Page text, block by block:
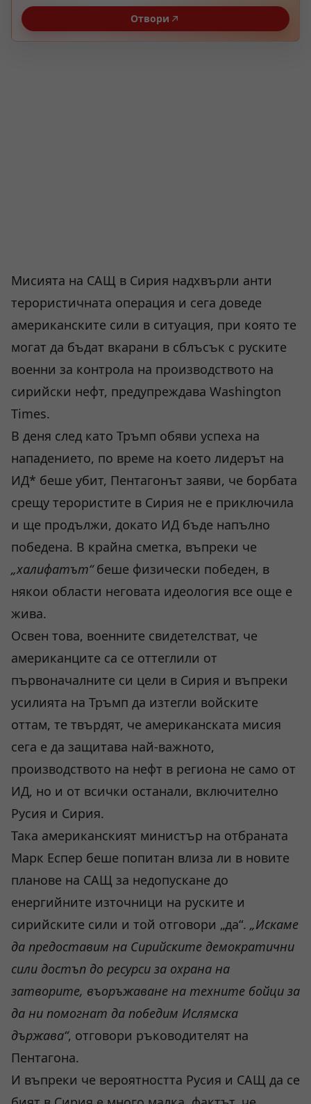
Отвори
Мисията на САЩ в Сирия надхвърли анти
терористичната операция и сега доведе
американските сили в ситуация, при която те
могат да бъдат вкарани в сблъсък с руските
военни за контрола на производството на
сирийски нефт, предупреждава Washington
Times.
В деня след като Тръмп обяви успеха на
нападението, по време на което лидерът на
ИД* беше убит, Пентагонът заяви, че борбата
срещу терористите в Сирия не е приключила
и ще продължи, докато ИД бъде напълно
победена. В крайна сметка, въпреки че
„халифатът“беше физически победен, в
някои области неговата идеология все още е
жива.
Освен това, военните свидетелстват, че
американците са се оттеглили от
първоначалните си цели в Сирия и въпреки
усилията на Тръмп да изтегли войските
оттам, те твърдят, че американската мисия
сега е да защитава най-важното,
производството на нефт в региона не само от
ИД, но и от всички останали, включително
Русия и Сирия.
Така американският министър на отбраната
Марк Еспер беше попитан влиза ли в новите
планове на САЩ за недопускане до
енергийните източници на руските и
сирийските сили и той отговори „да“. „Искаме
да предоставим на Сирийските демократични
сили достъп до ресурси за охрана на
затворите, въоръжаване на техните бойци за
да ни помогнат да победим Ислямска
държава“, отговори ръководителят на
Пентагона.
И въпреки че вероятността Русия и САЩ да се